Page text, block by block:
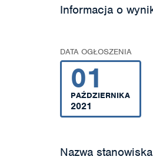
Informacja o
DATA OGŁOSZENIA
01
PAŹDZIERNIKA
2021
Nazwa